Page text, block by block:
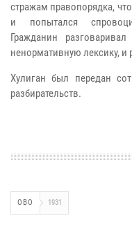
стражам правопорядка,
и попытался
Гражданин
ненормативную лексику, и
Хулиган был передан
разбирательств.
ОВО 1931